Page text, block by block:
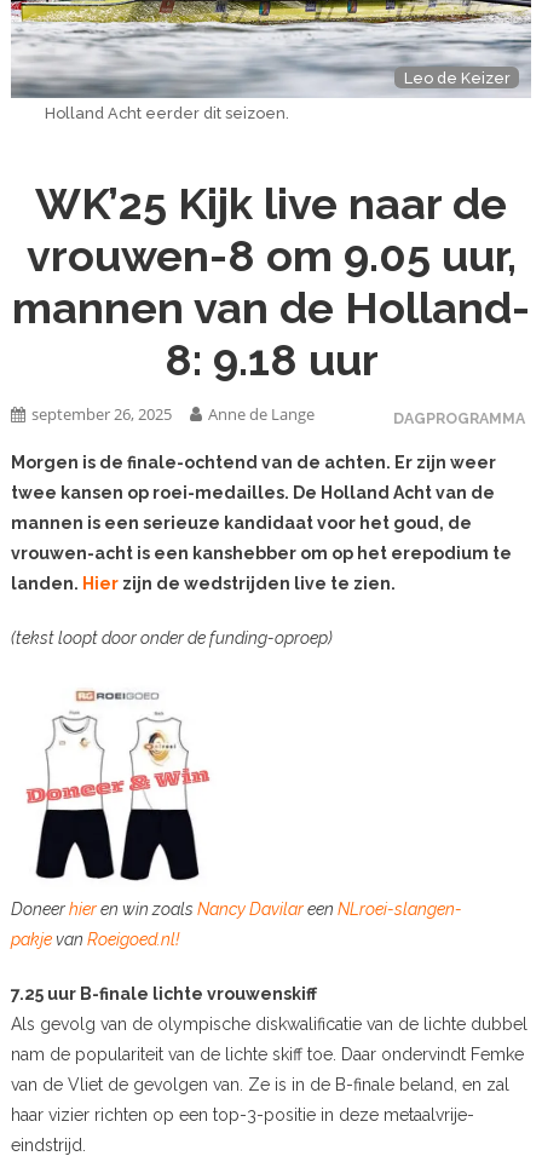
Leo de Keizer
Holland Acht eerder dit seizoen.
WK’25 Kijk live naar de
vrouwen-8 om 9.05 uur,
mannen van de Holland-
8: 9.18 uur
DAGPROGRAMMA
september 26, 2025 Anne de Lange
Morgen is de finale-ochtend van de achten. Er zijn weer
twee kansen op roei-medailles. De Holland Acht van de
mannen is een serieuze kandidaat voor het goud, de
vrouwen-acht is een kanshebber om op het erepodium te
landen. Hierzijn de wedstrijden live te zien.
(tekst loopt door onder de funding-oproep)
Doneerhieren win zoals Nancy Davilareen NLroei-slangen-
pakjevan Roeigoed.nl!
7.25 uur B-finale lichte vrouwenskiff
Als gevolg van de olympische diskwalificatie van de lichte dubbel
nam de populariteit van de lichte skiff toe. Daar ondervindt Femke
van de Vliet de gevolgen van. Ze is in de B-finale beland, en zal
haar vizier richten op een top-3-positie in deze metaalvrije-
eindstrijd.